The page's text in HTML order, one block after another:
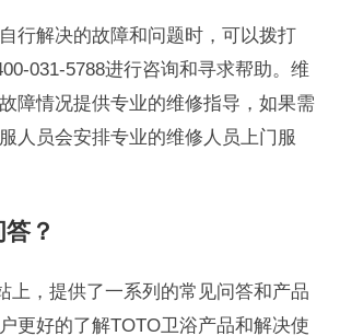
行解决的故障和问题时，可以拨打
031-5788进行咨询和寻求帮助。维
障情况提供专业的维修指导，如果需
人员会安排专业的维修人员上门服
？
上，提供了一系列的常见问答和产品
更好的了解TOTO卫浴产品和解决使